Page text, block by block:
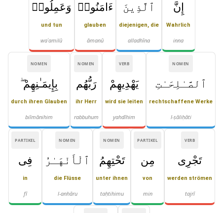
إِنَّ
Wahrlich
inna
ٱلَّذِينَ
diejenigen, die
alladhīna
ءَامَنُوا۟
glauben
āmanū
وَعَمِلُوا۟
und tun
waʿamilū
NOMEN
ٱلصَّـٰلِحَـٰتِ
rechtschaffene Werke
l-ṣāliḥāti
VERB
يَهْدِيهِمْ
wird sie leiten
yahdīhim
NOMEN
رَبُّهُم
ihr Herr
rabbuhum
NOMEN
بِإِيمَـٰنِهِمْ ۖ
durch ihren Glauben
biīmānihim
VERB
تَجْرِى
werden strömen
tajrī
PARTIKEL
مِن
von
min
NOMEN
تَحْتِهِمُ
unter ihnen
taḥtihimu
NOMEN
ٱلْأَنْهَـٰرُ
die Flüsse
l-anhāru
PARTIKEL
فِى
in
fī